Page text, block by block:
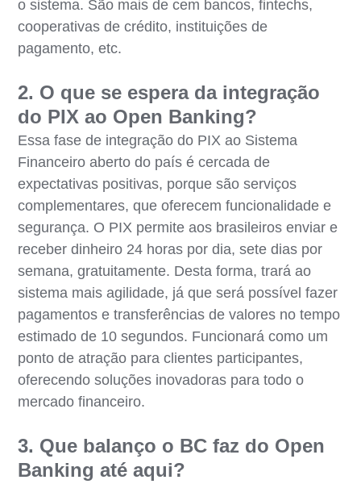
o sistema. São mais de cem bancos, fintechs,
cooperativas de crédito, instituições de
pagamento, etc.
2. O que se espera da integração
do PIX ao Open Banking?
Essa fase de integração do PIX ao Sistema
Financeiro aberto do país é cercada de
expectativas positivas, porque são serviços
complementares, que oferecem funcionalidade e
segurança. O PIX permite aos brasileiros enviar e
receber dinheiro 24 horas por dia, sete dias por
semana, gratuitamente. Desta forma, trará ao
sistema mais agilidade, já que será possível fazer
pagamentos e transferências de valores no tempo
estimado de 10 segundos. Funcionará como um
ponto de atração para clientes participantes,
oferecendo soluções inovadoras para todo o
mercado financeiro.
3. Que balanço o BC faz do Open
Banking até aqui?